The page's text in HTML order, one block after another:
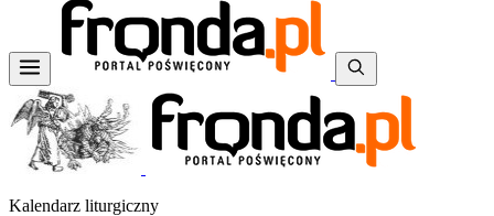
Kalendarz liturgiczny